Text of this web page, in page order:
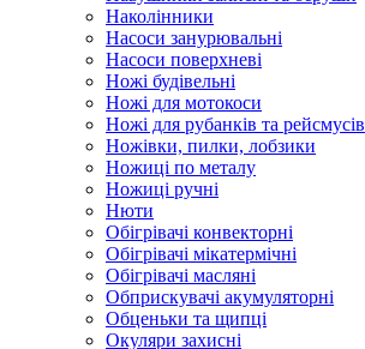
Наколінники
Насоси занурювальні
Насоси поверхневі
Ножі будівельні
Ножі для мотокоси
Ножі для рубанків та рейсмусів
Ножівки, пилки, лобзики
Ножиці по металу
Ножиці ручні
Нюти
Обігрівачі конвекторні
Обігрівачі мікатермічні
Обігрівачі масляні
Обприскувачі акумуляторні
Обценьки та щипці
Окуляри захисні